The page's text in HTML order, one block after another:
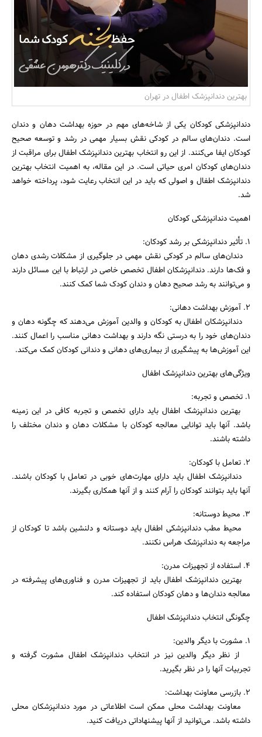
بانک، بیمه و سرمایه
مسکن و ساختمان
جستجو
بهترین دندانپزشک اطفال در تهران
دندانپزشکی کودکان یکی از شاخه‌های مهم در حوزه بهداشت دهان و دندان
است. دندان‌های سالم در کودکی نقش بسیار مهمی در رشد و توسعه صحیح
کودکان ایفا می‌کنند. از این رو انتخاب بهترین دندانپزشک اطفال برای مراقبت از
دندان‌های کودکان امری حیاتی است. در این مقاله، به اهمیت انتخاب بهترین
دندانپزشک اطفال و اصولی که باید در این انتخاب رعایت شود، پرداخته خواهد
شد.
اهمیت دندانپزشکی کودکان
1. تأثیر دندانپزشکی بر رشد کودکان:
دندان‌های سالم در کودکی نقش مهمی در جلوگیری از مشکلات رشدی دهان
و فک‌ها دارند. دندانپزشکان اطفال تخصص خاصی در ارتباط با این مسائل دارند
و می‌توانند به رشد صحیح دهان و دندان کودک شما کمک کنند.
2. آموزش بهداشت دهانی:
دندانپزشکان اطفال به کودکان و والدین آموزش می‌دهند که چگونه دهان و
دندان‌های خود را به درستی نگه دارند و بهداشت دهانی مناسب را اعمال کنند.
این آموزش‌ها به پیشگیری از بیماری‌های دهانی و دندانی کودکان کمک می‌کند.
ویژگی‌های بهترین دندانپزشک اطفال
1. تخصص و تجربه:
بهترین دندانپزشک اطفال باید دارای تخصص و تجربه کافی در این زمینه
باشد. آنها باید توانایی معالجه کودکان با مشکلات دهان و دندان مختلف را
داشته باشند.
2. تعامل با کودکان:
دندانپزشک اطفال باید دارای مهارت‌های خوبی در تعامل با کودکان باشند.
آنها باید بتوانند کودکان را آرام کنند و از آنها همکاری بگیرند.
3. محیط دوستانه:
محیط مطب دندانپزشکی اطفال باید دوستانه و دلنشین باشد تا کودکان از
مراجعه به دندانپزشک هراس نکنند.
4. استفاده از تجهیزات مدرن:
بهترین دندانپزشک اطفال باید از تجهیزات مدرن و فناوری‌های پیشرفته در
معالجه دندان‌ها و دهان کودکان استفاده کند.
چگونگی انتخاب دندانپزشک اطفال
1. مشورت با دیگر والدین:
از نظر دیگر والدین نیز در انتخاب دندانپزشک اطفال مشورت گرفته و
تجربیات آنها را در نظر بگیرید.
2. بازرسی معاونت بهداشت:
معاونت بهداشت محلی ممکن است اطلاعاتی در مورد دندانپزشکان محلی
داشته باشد. می‌توانید از آنها پیشنهاداتی دریافت کنید.